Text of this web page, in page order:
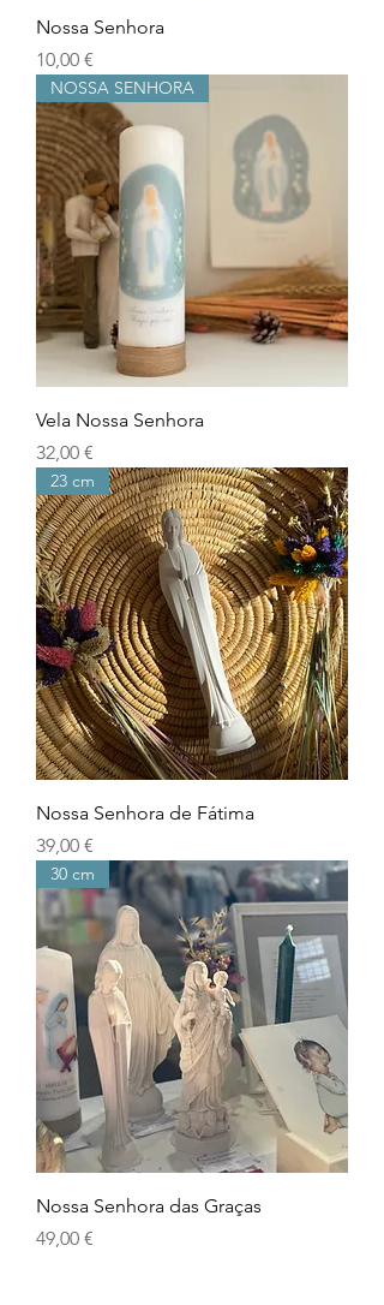
Nossa Senhora
Prix
10,00 €
NOSSA SENHORA
Vela Nossa Senhora
Prix
32,00 €
23 cm
Nossa Senhora de Fátima
Prix
39,00 €
30 cm
Nossa Senhora das Graças
Prix
49,00 €